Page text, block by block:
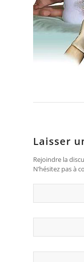
Laisser
Rejoindre la
N’hésitez pas à